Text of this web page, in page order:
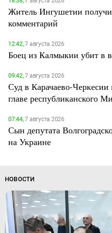
Житель Ингушетии
комментарий
12:42,7 августа 2026
Боец из Калмыкии убит в
09:42,7 августа 2026
Суд в Карачаево-
главе республиканского
07:44,7 августа 2026
Сын депутата
на Украине
НОВОСТИ